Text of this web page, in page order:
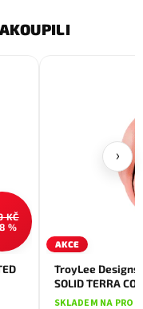
KČ
%
AKCE
TroyLee Designs
SOLID TERRA
SKLADEM NA
›